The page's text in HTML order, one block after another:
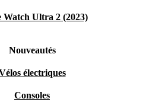
Watch Ultra 2 (2023)
Nouveautés
électriques
Consoles